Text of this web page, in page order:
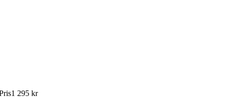
1 295 kr